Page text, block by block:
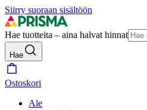
Siirry suoraan sisältöön
Hae tuotteita – aina halvat hinnat
Hae
Ostoskori
Ale